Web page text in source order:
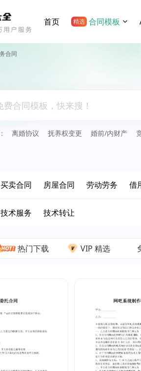
首页 精选 合同模板
合同
离婚协议 抚养权变更 婚前/内财产
买卖合同 房屋合同 劳动劳务 借
技术服务 技术转让
热门下载 VIP 精选